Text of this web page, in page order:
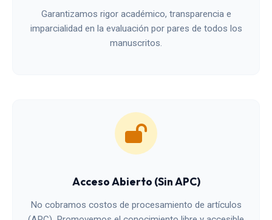
Garantizamos rigor académico, transparencia e
imparcialidad en la evaluación por pares de todos los
manuscritos.
Acceso Abierto (Sin APC)
No cobramos costos de procesamiento de artículos